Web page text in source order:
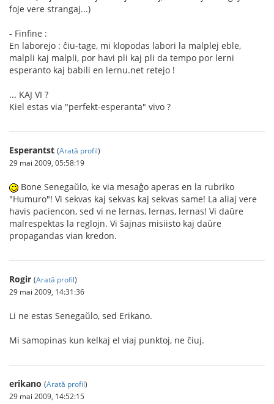
foje vere strangaj...)
- Finfine :
En laborejo : ĉiu-tage, mi klopodas labori la malplej eble,
malpli kaj malpli, por havi pli kaj pli da tempo por lerni
esperanto kaj babili en lernu.net retejo !
... KAJ VI ?
Kiel estas via "perfekt-esperanta" vivo ?
Esperantst (Arată profil)
29 mai 2009, 05:58:19
Bone Senegaŭlo, ke via mesaĝo aperas en la rubriko
"Humuro"! Vi sekvas kaj sekvas kaj sekvas same! La aliaj vere
havis paciencon, sed vi ne lernas, lernas, lernas! Vi daŭre
malrespektas la reglojn. Vi ŝajnas misiisto kaj daŭre
propagandas vian kredon.
Rogir (Arată profil)
29 mai 2009, 14:31:36
Li ne estas Senegaŭlo, sed Erikano.
Mi samopinas kun kelkaj el viaj punktoj, ne ĉiuj.
erikano (Arată profil)
29 mai 2009, 14:52:15